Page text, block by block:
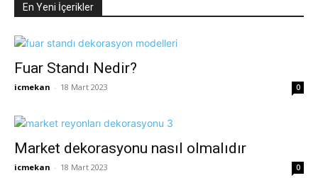
En Yeni İçerikler
Fuar Standı Nedir?
icmekan - 18 Mart 2023 0
Market dekorasyonu nasıl olmalıdır
icmekan - 18 Mart 2023 0